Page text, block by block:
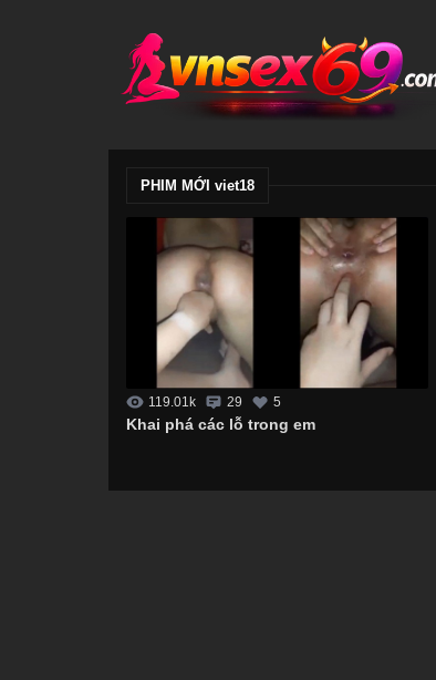
PHIM MỚI viet18
119.01k 29 5
Khai phá các lỗ trong em